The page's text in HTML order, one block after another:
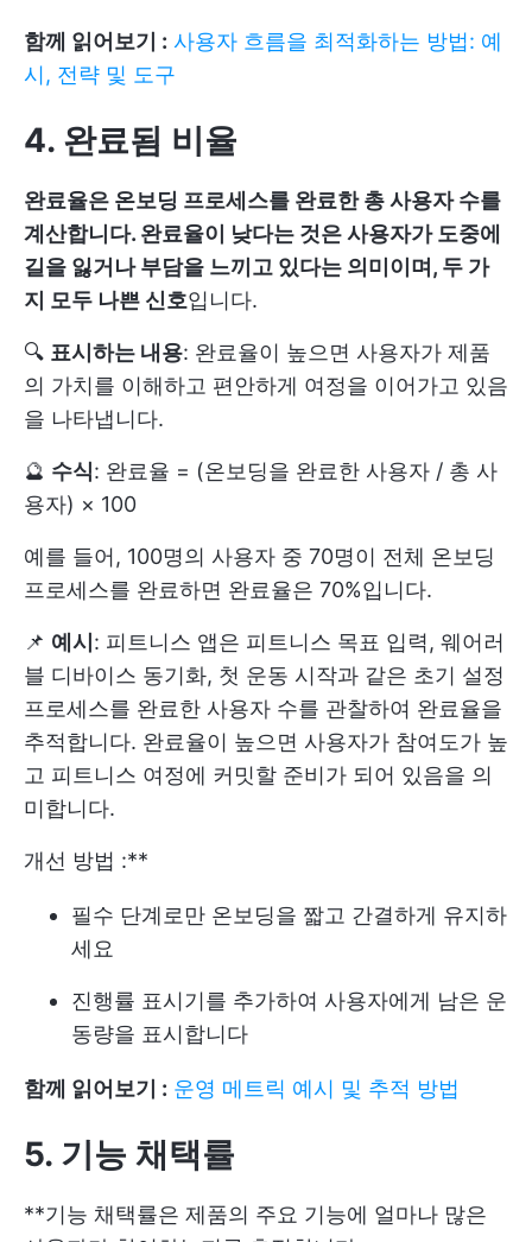
함께 읽어보기 : 사용자 흐름을 최적화하는 방법: 예
시, 전략 및 도구
4. 완료됨 비율
완료율은 온보딩 프로세스를 완료한 총 사용자 수를
계산합니다. 완료율이 낮다는 것은 사용자가 도중에
길을 잃거나 부담을 느끼고 있다는 의미이며, 두 가
지 모두 나쁜 신호입니다.
🔍 표시하는 내용: 완료율이 높으면 사용자가 제품
의 가치를 이해하고 편안하게 여정을 이어가고 있음
을 나타냅니다.
🔮 수식: 완료율 = (온보딩을 완료한 사용자 / 총 사
용자) × 100
예를 들어, 100명의 사용자 중 70명이 전체 온보딩
프로세스를 완료하면 완료율은 70%입니다.
📌 예시 : 피트니스 앱은 피트니스 목표 입력, 웨어러
블 디바이스 동기화, 첫 운동 시작과 같은 초기 설정
프로세스를 완료한 사용자 수를 관찰하여 완료율을
추적합니다. 완료율이 높으면 사용자가 참여도가 높
고 피트니스 여정에 커밋할 준비가 되어 있음을 의
미합니다.
개선 방법 :**
필수 단계로만 온보딩을 짧고 간결하게 유지하
세요
진행률 표시기를 추가하여 사용자에게 남은 운
동량을 표시합니다
함께 읽어보기 : 운영 메트릭 예시 및 추적 방법
5. 기능 채택률
**기능 채택률은 제품의 주요 기능에 얼마나 많은